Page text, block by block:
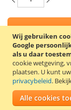
Wij gebruiken
Google
als u daar
cookie wetgeving,
plaatsen. U kunt
privacybeleid.
Alle cookies